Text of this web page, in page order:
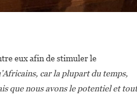
eux afin de stimuler le
car la plupart du temps,
que nous avons le potentiel et tout